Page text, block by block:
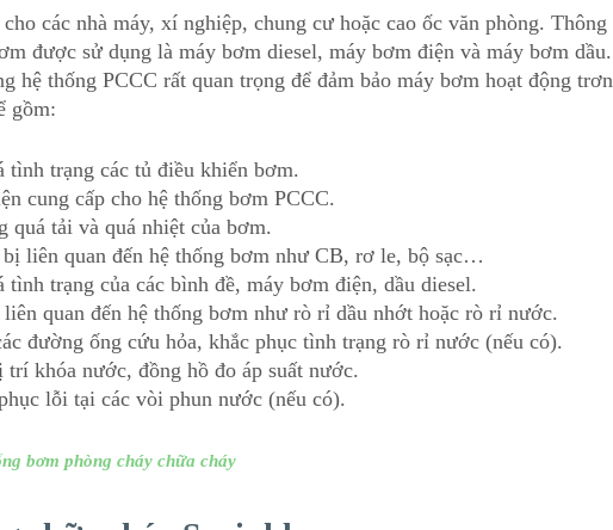
các nhà máy, xí nghiệp, chung cư hoặc cao ốc văn phòng. Thông
được sử dụng là máy bơm diesel, máy bơm điện và máy bơm dầu.
hệ thống PCCC rất quan trọng để đảm bảo máy bơm hoạt động trơn
gồm:
tình trạng các tủ điều khiển bơm.
cung cấp cho hệ thống bơm PCCC.
quá tải và quá nhiệt của bơm.
liên quan đến hệ thống bơm như CB, rơ le, bộ sạc…
tình trạng của các bình đề, máy bơm điện, dầu diesel.
quan đến hệ thống bơm như rò rỉ dầu nhớt hoặc rò rỉ nước.
đường ống cứu hỏa, khắc phục tình trạng rò rỉ nước (nếu có).
khóa nước, đồng hồ đo áp suất nước.
lỗi tại các vòi phun nước (nếu có).
bơm phòng cháy chữa cháy